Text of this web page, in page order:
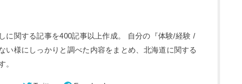
に関する記事を400記事以上作成。 自分の『体験/経験 /
い様にしっかりと調べた内容をまとめ、北海道に関する
。